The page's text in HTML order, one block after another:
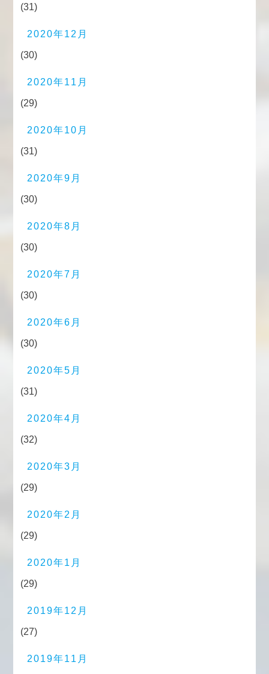
(31)
2020年12月
(30)
2020年11月
(29)
2020年10月
(31)
2020年9月
(30)
2020年8月
(30)
2020年7月
(30)
2020年6月
(30)
2020年5月
(31)
2020年4月
(32)
2020年3月
(29)
2020年2月
(29)
2020年1月
(29)
2019年12月
(27)
2019年11月